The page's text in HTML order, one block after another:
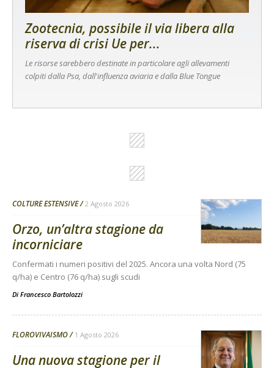
Zootecnia, possibile il via libera alla
riserva di crisi Ue per...
Le risorse sarebbero destinate in particolare agli allevamenti
colpiti dalla Psa, dall'influenza aviaria e dalla Blue Tongue
COLTURE ESTENSIVE 2 Agosto 2026
Orzo, un’altra stagione da
incorniciare
Confermati i numeri positivi del 2025. Ancora una volta Nord (75
q/ha) e Centro (76 q/ha) sugli scudi
Di Francesco Bartolozzi
FLOROVIVAISMO 1 Agosto 2026
Una nuova stagione per il